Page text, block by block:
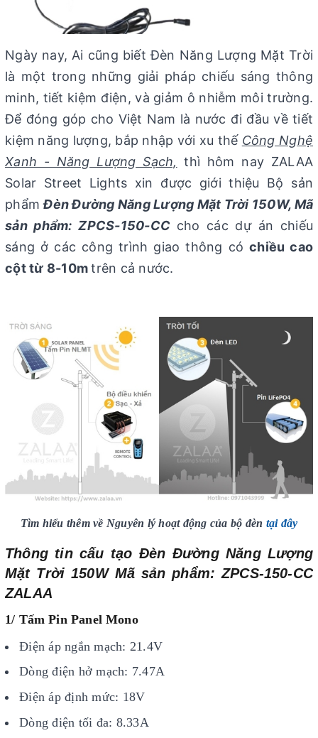
Ngày nay, Ai cũng biết Đèn Năng Lượng Mặt Trời
là một trong những giải pháp chiếu sáng thông
minh, tiết kiệm điện, và giảm ô nhiễm môi trường.
Để đóng góp cho Việt Nam là nước đi đầu về tiết
kiệm năng lượng, bắp nhập với xu thế Công Nghệ
Xanh - Năng Lượng Sạch, thì hôm nay ZALAA
Solar Street Lights xin được giới thiệu Bộ sản
phẩmĐèn Đường Năng Lượng Mặt Trời 150W, Mã
sản phẩm: ZPCS-150-CC cho các dự án chiếu
sáng ở các công trình giao thông có chiều cao
cột từ 8-10mtrên cả nước.
Tìm hiểu thêm về Nguyên lý hoạt động của bộ đèn tại đây
Thông tin cấu tạo Đèn Đường Năng Lượng
Mặt Trời 150W Mã sản phẩm: ZPCS-150-CC
ZALAA
1/ Tấm Pin Panel Mono
Điện áp ngắn mạch: 21.4V
Dòng điện hở mạch: 7.47A
Điện áp định mức: 18V
Dòng điện tối đa: 8.33A